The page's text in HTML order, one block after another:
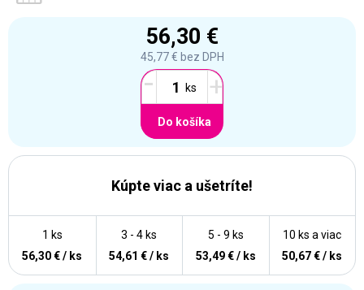
56,30 €
45,77 € bez DPH
- +
Do košíka
Kúpte viac a ušetríte!
10 ks a viac
50,67 € / ks
5 - 9 ks
53,49 € / ks
3 - 4 ks
54,61 € / ks
1 ks
56,30 € / ks